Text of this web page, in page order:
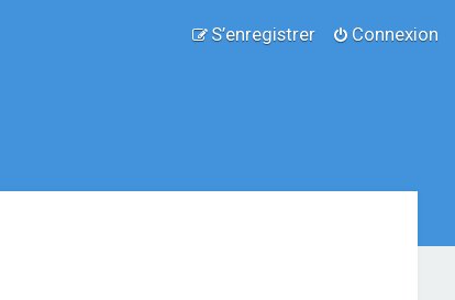
Connexion
S’enregistrer